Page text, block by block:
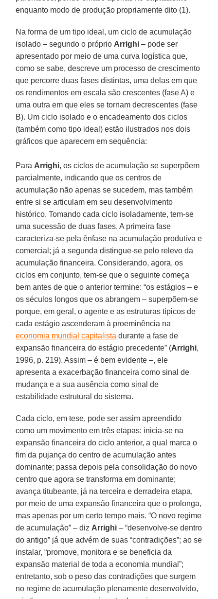
enquanto modo de produção propriamente dito (1).
Na forma de um tipo ideal, um ciclo de acumulação
isolado – segundo o próprio Arrighi – pode ser
apresentado por meio de uma curva logística que,
como se sabe, descreve um processo de crescimento
que percorre duas fases distintas, uma delas em que
os rendimentos em escala são crescentes (fase A) e
uma outra em que eles se tornam decrescentes (fase
B). Um ciclo isolado e o encadeamento dos ciclos
(também como tipo ideal) estão ilustrados nos dois
gráficos que aparecem em sequência:
Para Arrighi, os ciclos de acumulação se superpõem
parcialmente, indicando que os centros de
acumulação não apenas se sucedem, mas também
entre si se articulam em seu desenvolvimento
histórico. Tomando cada ciclo isoladamente, tem-se
uma sucessão de duas fases. A primeira fase
caracteriza-se pela ênfase na acumulação produtiva e
comercial; já a segunda distingue-se pelo relevo da
acumulação financeira. Considerando, agora, os
ciclos em conjunto, tem-se que o seguinte começa
bem antes de que o anterior termine: “os estágios – e
os séculos longos que os abrangem – superpõem-se
porque, em geral, o agente e as estruturas típicos de
cada estágio ascenderam à proeminência na
economia mundial capitalista durante a fase de
expansão financeira do estágio precedente” (Arrighi,
1996, p. 219). Assim – é bem evidente –, ele
apresenta a exacerbação financeira como sinal de
mudança e a sua ausência como sinal de
estabilidade estrutural do sistema.
Cada ciclo, em tese, pode ser assim apreendido
como um movimento em três etapas: inicia-se na
expansão financeira do ciclo anterior, a qual marca o
fim da pujança do centro de acumulação antes
dominante; passa depois pela consolidação do novo
centro que agora se transforma em dominante;
avança titubeante, já na terceira e derradeira etapa,
por meio de uma expansão financeira que o prolonga,
mas apenas por um certo tempo mais. “O novo regime
de acumulação” – diz Arrighi – “desenvolve-se dentro
do antigo” já que advém de suas “contradições”; ao se
instalar, “promove, monitora e se beneficia da
expansão material de toda a economia mundial”;
entretanto, sob o peso das contradições que surgem
no regime de acumulação plenamente desenvolvido,